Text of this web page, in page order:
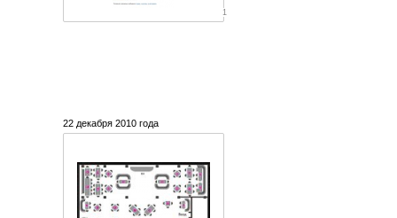
1
22 декабря 2010 года